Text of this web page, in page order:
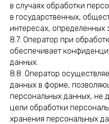
в случаях обработки
в государственных,
интересах, определенных
8.7. Оператор при
обеспечивает
данных.
8.8. Оператор
данных в форме,
персональных данных, не
цели обработки
хранения персональных